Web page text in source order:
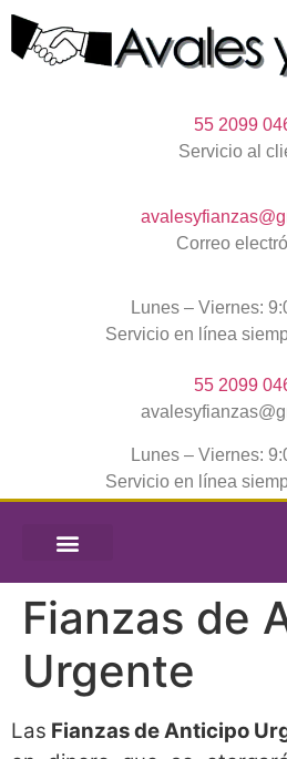
55 2099
Servicio al
Correo
Lunes – Viernes:
Servicio en línea
55 2099
Lunes – Viernes:
Servicio en línea
Fianzas de
Urgente
Las Fianzas de Anticipo